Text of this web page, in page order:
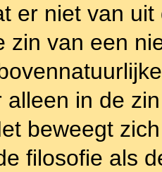
er niet van
zin van een
alleen in de
beweegt
filosofie als